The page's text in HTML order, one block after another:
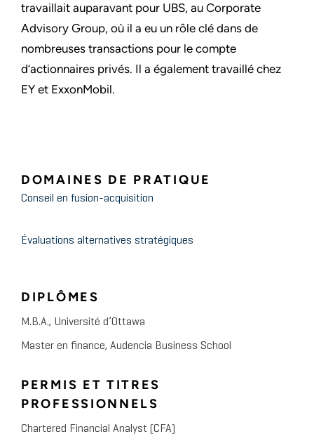
travaillait auparavant pour UBS, au Corporate
Advisory Group, où il a eu un rôle clé dans de
nombreuses transactions pour le compte
d’actionnaires privés. Il a également travaillé chez
EY et ExxonMobil.
DOMAINES DE PRATIQUE
Conseil en fusion-acquisition
Évaluations alternatives stratégiques
DIPLÔMES
M.B.A., Université d’Ottawa
Master en finance, Audencia Business School
PERMIS ET TITRES
PROFESSIONNELS
Chartered Financial Analyst (CFA)